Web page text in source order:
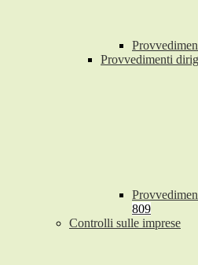
Provvedimenti
809
Controlli sulle imprese